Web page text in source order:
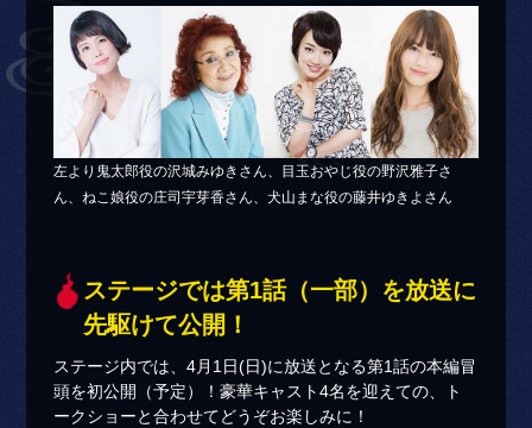
左より鬼太郎役の沢城みゆきさん、目玉おやじ役の野沢雅子さ
ん、ねこ娘役の庄司宇芽香さん、犬山まな役の藤井ゆきよさん
ステージでは第1話（一部）を放送に
先駆けて公開！
ステージ内では、4月1日(日)に放送となる第1話の本編冒
頭を初公開（予定）！豪華キャスト4名を迎えての、ト
ークショーと合わせてどうぞお楽しみに！